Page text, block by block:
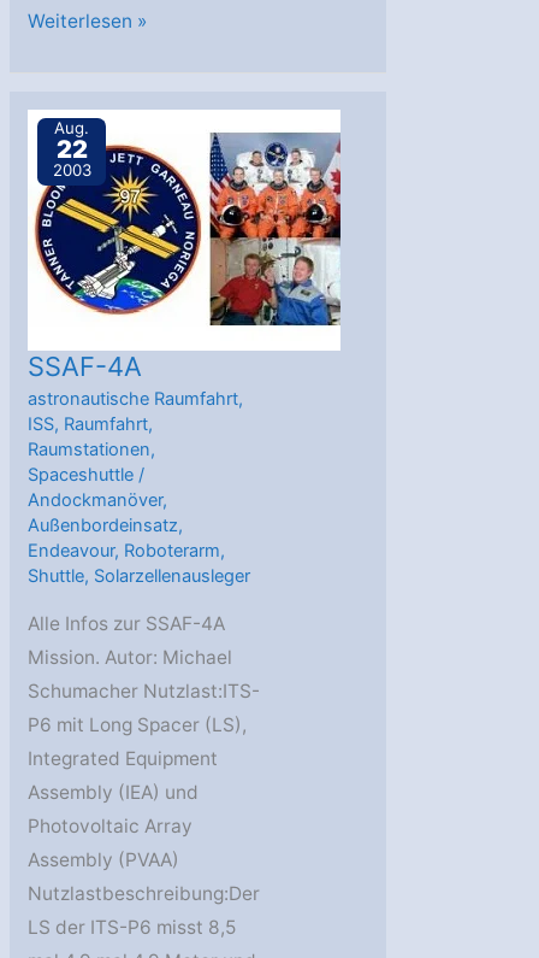
SSAF-
Weiterlesen »
Aug.
22
2003
SSAF-4A
astronautische Raumfahrt,
ISS, Raumfahrt,
Raumstationen,
Spaceshuttle /
Andockmanöver,
Außenbordeinsatz,
Endeavour, Roboterarm,
Shuttle, Solarzellenausleger
Alle Infos zur SSAF-4A
Mission. Autor: Michael
Schumacher Nutzlast:ITS-
P6 mit Long Spacer (LS),
Integrated Equipment
Assembly (IEA) und
Photovoltaic Array
Assembly (PVAA)
Nutzlastbeschreibung:Der
LS der ITS-P6 misst 8,5